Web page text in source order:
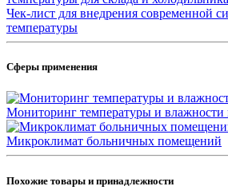
Чек-лист для внедрения современной
температуры
Сферы применения
Мониторинг температуры и влажности
Микроклимат больничных помещений
Похожие товары и принадлежности